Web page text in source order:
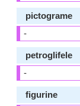
pictograme
-
petroglifele
-
figurine